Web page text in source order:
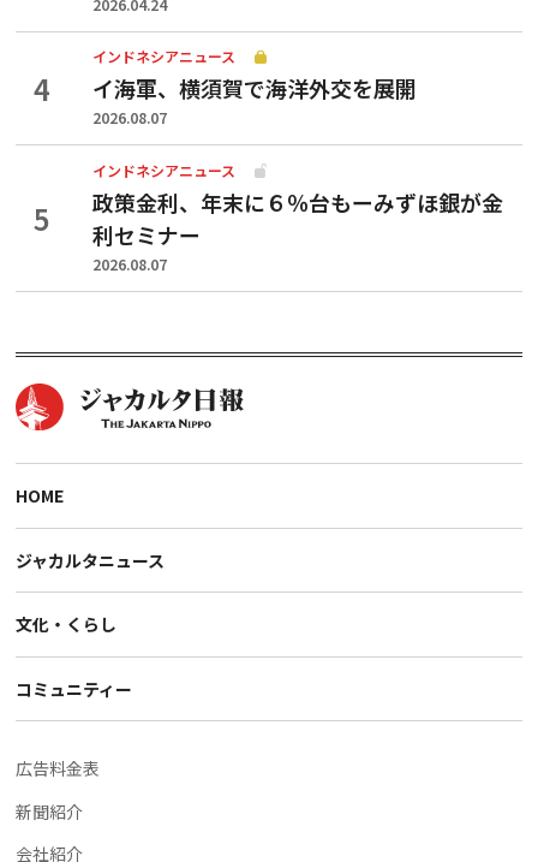
インドネシアニュース
イ海軍、横須賀で海洋外交を展開
2026.08.07
インドネシアニュース
政策金利、年末に６％台もーみずほ銀が金
利セミナー
2026.08.07
HOME
ジャカルタニュース
文化・くらし
コミュニティー
広告料金表
新聞紹介
会社紹介